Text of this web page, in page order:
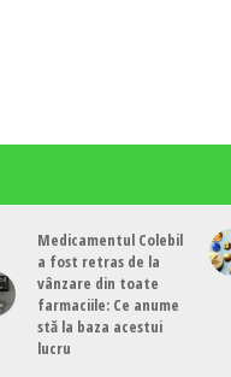
Medicamentul Colebil
a fost retras de la
vânzare din toate
farmaciile: Ce anume
stă la baza acestui
lucru